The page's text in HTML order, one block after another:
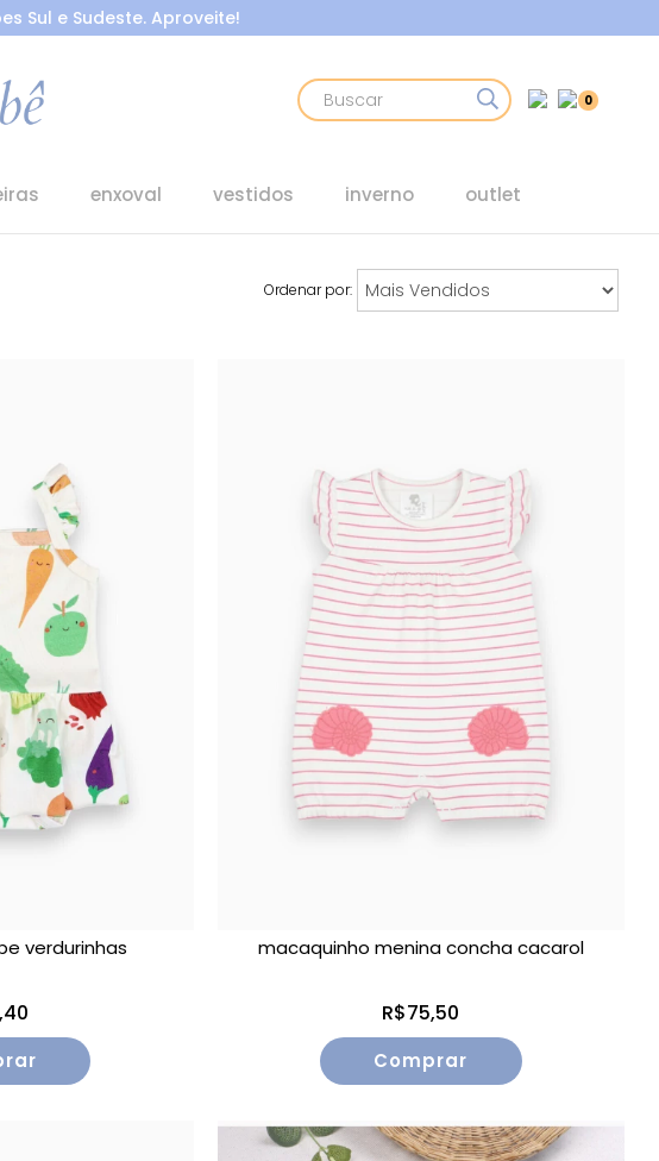
Sul e Sudeste. Aproveite!
0
enxoval vestidos inverno outlet
Ordenar por:
verdurinhas macaquinho menina concha cacarol
R$75,50
Comprar